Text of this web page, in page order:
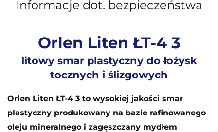
Informacje dot. bezpieczeństwa
Orlen Liten ŁT-4 3
litowy smar plastyczny do łożysk
tocznych i ślizgowych
Orlen Liten ŁT-4 3 to wysokiej jakości smar
plastyczny produkowany na bazie rafinowanego
oleju mineralnego i zagęszczany mydłem